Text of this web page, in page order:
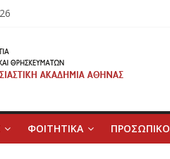
ΦΟΙΤΗΤΙΚΑ ΠΡΟΣΩΠΙΚΟ